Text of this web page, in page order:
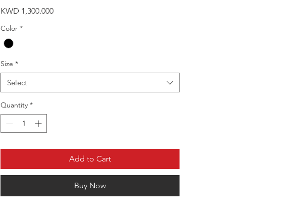
KWD 1,300.000Price
Color *
Size *
Select
Quantity *
Add to Cart
Buy Now